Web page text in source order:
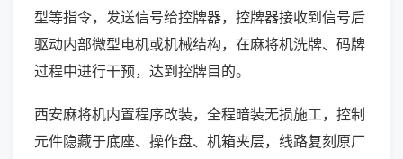
型等指令，发送信号给控牌器，控牌器接收到信号后
驱动内部微型电机或机械结构，在麻将机洗牌、码牌
过程中进行干预，达到控牌目的。
西安麻将机内置程序改装，全程暗装无损施工，控制
元件隐藏于底座、操作盘、机箱夹层，线路复刻原厂